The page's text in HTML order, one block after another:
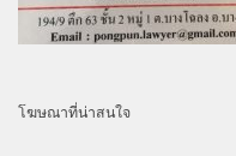
โฆษณาที่น่าสนใจ